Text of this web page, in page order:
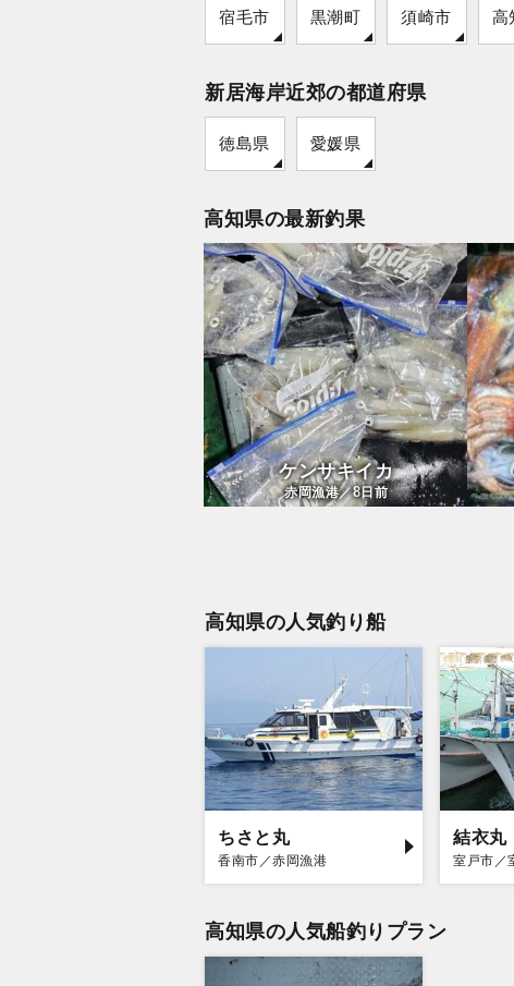
宿毛市 黒潮町 須崎市 高
新居海岸近郊の都道府県
徳島県 愛媛県
高知県の最新釣果
ケンサキイカ
赤岡漁港／8日前
高知県の人気釣り船
ちさと丸
香南市／赤岡漁港
結衣丸
室戸市／
高知県の人気船釣りプラン